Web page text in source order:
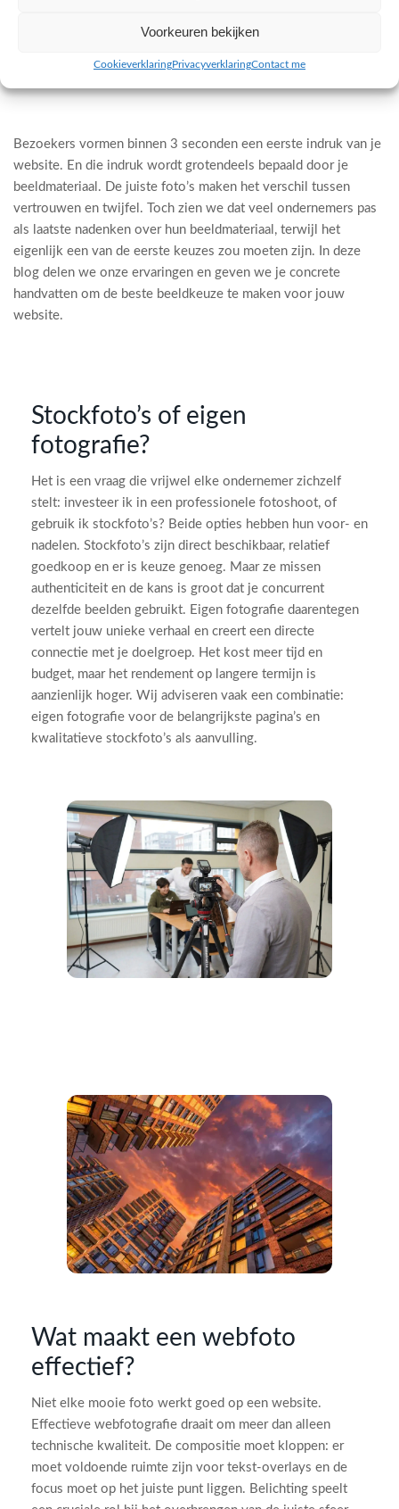
Voorkeuren bekijken
CookieverklaringPrivacyverklaringContact me
7 maart 2026 · Melange Design
Bezoekers vormen binnen 3 seconden een eerste indruk van je
website. En die indruk wordt grotendeels bepaald door je
beeldmateriaal. De juiste foto’s maken het verschil tussen
vertrouwen en twijfel. Toch zien we dat veel ondernemers pas
als laatste nadenken over hun beeldmateriaal, terwijl het
eigenlijk een van de eerste keuzes zou moeten zijn. In deze
blog delen we onze ervaringen en geven we je concrete
handvatten om de beste beeldkeuze te maken voor jouw
website.
Stockfoto’s of eigen
fotografie?
Het is een vraag die vrijwel elke ondernemer zichzelf
stelt: investeer ik in een professionele fotoshoot, of
gebruik ik stockfoto’s? Beide opties hebben hun voor- en
nadelen. Stockfoto’s zijn direct beschikbaar, relatief
goedkoop en er is keuze genoeg. Maar ze missen
authenticiteit en de kans is groot dat je concurrent
dezelfde beelden gebruikt. Eigen fotografie daarentegen
vertelt jouw unieke verhaal en creert een directe
connectie met je doelgroep. Het kost meer tijd en
budget, maar het rendement op langere termijn is
aanzienlijk hoger. Wij adviseren vaak een combinatie:
eigen fotografie voor de belangrijkste pagina’s en
kwalitatieve stockfoto’s als aanvulling.
Wat maakt een webfoto
effectief?
Niet elke mooie foto werkt goed op een website.
Effectieve webfotografie draait om meer dan alleen
technische kwaliteit. De compositie moet kloppen: er
moet voldoende ruimte zijn voor tekst-overlays en de
focus moet op het juiste punt liggen. Belichting speelt